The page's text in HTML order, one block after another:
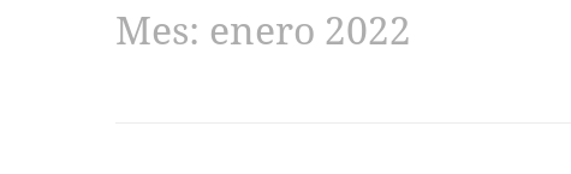
Mes: enero 2022